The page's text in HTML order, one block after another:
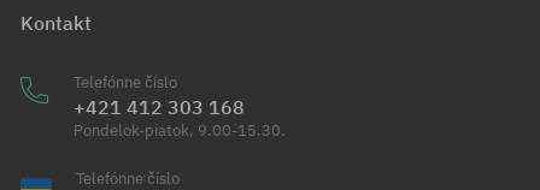
Kontakt
Telefónne číslo
+421 412 303 168
Pondelok-piatok, 9.00-15.30.
Telefónne číslo